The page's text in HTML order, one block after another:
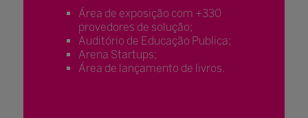
Área de exposição com +330
provedores de solução;
Auditório de Educação Publica;
Arena Startups;
Área de lançamento de livros.